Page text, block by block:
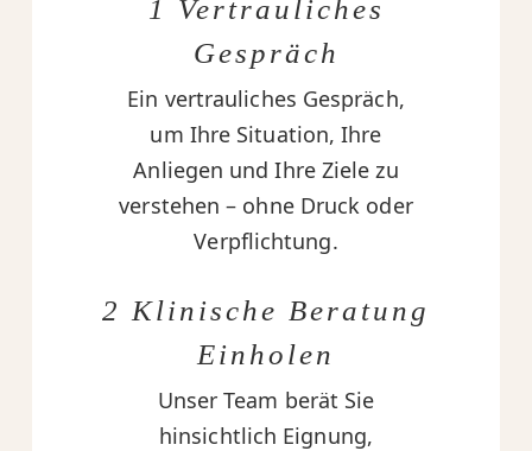
1 Vertrauliches
Gespräch
Ein vertrauliches Gespräch,
um Ihre Situation, Ihre
Anliegen und Ihre Ziele zu
verstehen – ohne Druck oder
Verpflichtung.
2 Klinische Beratung
Einholen
Unser Team berät Sie
hinsichtlich Eignung,